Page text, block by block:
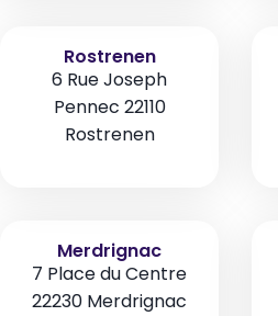
Rostrenen
6 Rue Joseph
Pennec 22110
Rostrenen
Merdrignac
7 Place du Centre
22230 Merdrignac